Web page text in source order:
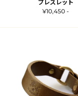
ブレスレット
¥10,450 -